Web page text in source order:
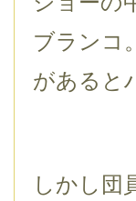
ブランコ
があると
しかし団